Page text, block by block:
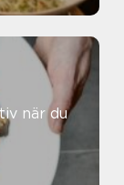
när du